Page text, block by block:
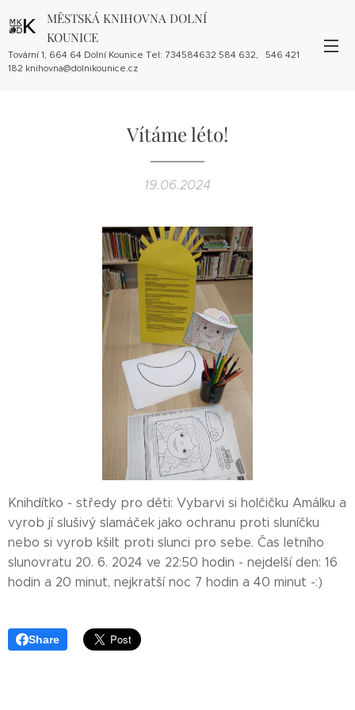
MĚSTSKÁ KNIHOVNA DOLNÍ
KOUNICE
Tovární 1, 664 64 Dolní Kounice Tel: 734584632 584 632, 546 421
182 knihovna@dolnikounice.cz
Vítáme léto!
19.06.2024
Knihdítko - středy pro děti: Vybarvi si holčičku Amálku a
vyrob jí slušivý slamáček jako ochranu proti sluníčku
nebo si vyrob kšilt proti slunci pro sebe. Čas letního
slunovratu 20. 6. 2024 ve 22:50 hodin - nejdelší den: 16
hodin a 20 minut, nejkratší noc 7 hodin a 40 minut -:)
Share